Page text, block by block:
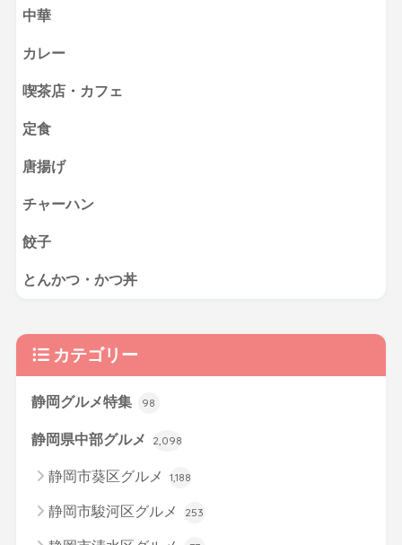
中華
カレー
喫茶店・カフェ
定食
唐揚げ
チャーハン
餃子
とんかつ・かつ丼
カテゴリー
静岡グルメ特集 98
静岡県中部グルメ 2,098
静岡市葵区グルメ 1,188
静岡市駿河区グルメ 253